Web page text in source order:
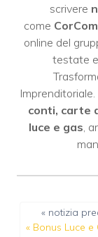
scrivere
come CorCom
online del
testate
conti, carte
luce e gas ,
« notizia
« Bonus Luce e